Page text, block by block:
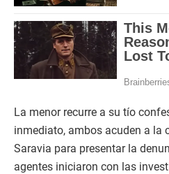
La menor recurre a su tío
inmediato, ambos acuden a la
Saravia para presentar la
agentes iniciaron con las